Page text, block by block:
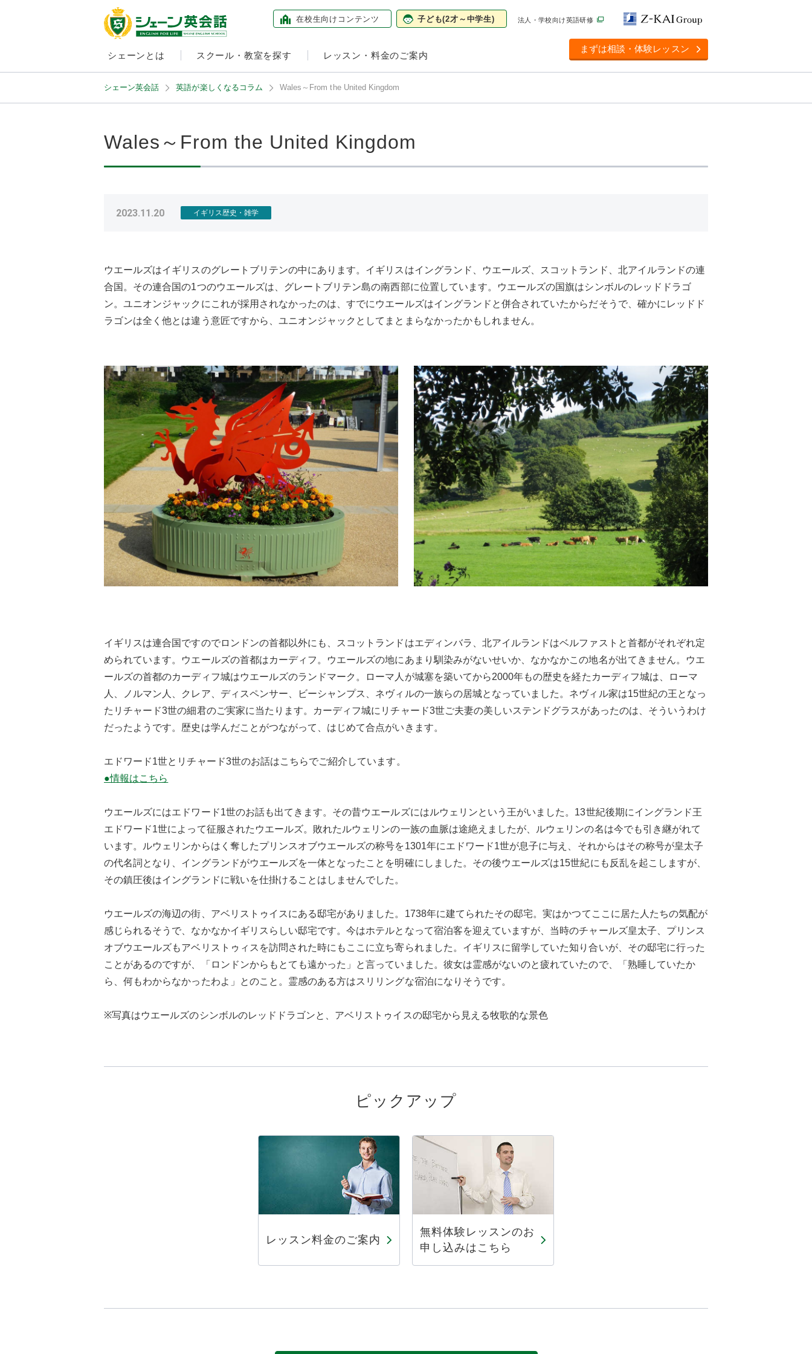
在校生向け コンテンツ 子ども(2才～中学生) 法人・学校向け英語研修
シェーンとは スクール・教室を探す レッスン・料金のご案内
まずは相談・体験レッスン
シェーン英会話 英語が楽しくなるコラム Wales～From the United Kingdom
Wales～From the United Kingdom
2023.11.20 イギリス歴史・雑学
ウエールズはイギリスのグレートブリテンの中にあります。イギリスはイングランド、ウエールズ、スコットランド、北アイルランドの連
合国。その連合国の1つのウエールズは、グレートブリテン島の南西部に位置しています。ウエールズの国旗はシンボルのレッドドラゴ
ン。ユニオンジャックにこれが採用されなかったのは、すでにウエールズはイングランドと併合されていたからだそうで、確かにレッドド
ラゴンは全く他とは違う意匠ですから、ユニオンジャックとしてまとまらなかったかもしれません。
イギリスは連合国ですのでロンドンの首都以外にも、スコットランドはエディンバラ、北アイルランドはベルファストと首都がそれぞれ定
められています。ウエールズの首都はカーディフ。ウエールズの地にあまり馴染みがないせいか、なかなかこの地名が出てきません。ウエ
ールズの首都のカーディフ城はウエールズのランドマーク。ローマ人が城塞を築いてから2000年もの歴史を経たカーディフ城は、ローマ
人、ノルマン人、クレア、ディスペンサー、ビーシャンプス、ネヴィルの一族らの居城となっていました。ネヴィル家は15世紀の王となっ
たリチャード3世の細君のご実家に当たります。カーディフ城にリチャード3世ご夫妻の美しいステンドグラスがあったのは、そういうわけ
だったようです。歴史は学んだことがつながって、はじめて合点がいきます。
エドワード1世とリチャード3世のお話はこちらでご紹介しています。
●情報はこちら
ウエールズにはエドワード1世のお話も出てきます。その昔ウエールズにはルウェリンという王がいました。13世紀後期にイングランド王
エドワード1世によって征服されたウエールズ。敗れたルウェリンの一族の血脈は途絶えましたが、ルウェリンの名は今でも引き継がれて
います。ルウェリンからはく奪したプリンスオブウエールズの称号を1301年にエドワード1世が息子に与え、それからはその称号が皇太子
の代名詞となり、イングランドがウエールズを一体となったことを明確にしました。その後ウエールズは15世紀にも反乱を起こしますが、
その鎮圧後はイングランドに戦いを仕掛けることはしませんでした。
ウエールズの海辺の街、アベリストゥイスにある邸宅がありました。1738年に建てられたその邸宅。実はかつてここに居た人たちの気配が
感じられるそうで、なかなかイギリスらしい邸宅です。今はホテルとなって宿泊客を迎えていますが、当時のチャールズ皇太子、プリンス
オブウエールズもアベリストゥィスを訪問された時にもここに立ち寄られました。イギリスに留学していた知り合いが、その邸宅に行った
ことがあるのですが、「ロンドンからもとても遠かった」と言っていました。彼女は霊感がないのと疲れていたので、「熟睡していたか
ら、何もわからなかったわよ」とのこと。霊感のある方はスリリングな宿泊になりそうです。
※写真はウエールズのシンボルのレッドドラゴンと、アベリストゥイスの邸宅から見える牧歌的な景色
ピックアップ
レッスン料金のご案内
無料体験レッスンのお
申し込みはこちら